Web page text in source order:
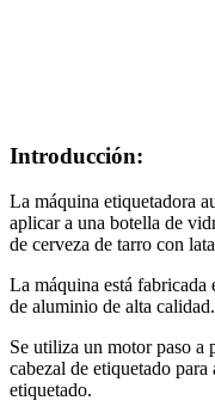
Introducción:
La máquina etiquetadora
aplicar a una botella de
de cerveza de tarro con
La máquina está
de aluminio de alta calidad.
Se utiliza un motor paso a
cabezal de etiquetado
etiquetado.